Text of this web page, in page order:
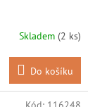
R
M
A
Skladem (2 ks)
Do košíku